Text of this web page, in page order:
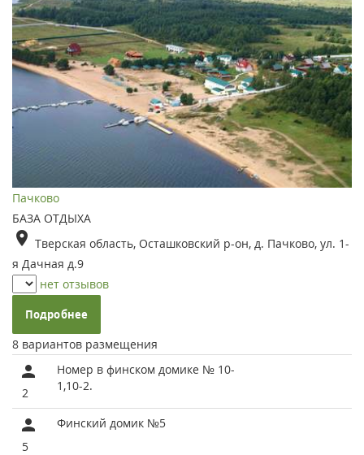
Пачково
БАЗА ОТДЫХА
Тверская область, Осташковский р-он, д. Пачково, ул. 1-
я Дачная д.9
нет отзывов
Подробнее
8 вариантов размещения
2
Номер в финском домике № 10-
1,10-2.
5
Финский домик №5